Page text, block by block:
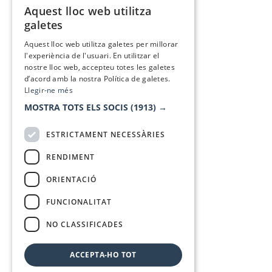
Aquest lloc web utilitza
galetes
Aquest lloc web utilitza galetes per millorar
l'experiència de l'usuari. En utilitzar el
nostre lloc web, accepteu totes les galetes
d’acord amb la nostra Política de galetes.
Llegir-ne més
MOSTRA TOTS ELS SOCIS (1913) →
ESTRICTAMENT NECESSÀRIES
RENDIMENT
ORIENTACIÓ
FUNCIONALITAT
NO CLASSIFICADES
ACCEPTA-HO TOT